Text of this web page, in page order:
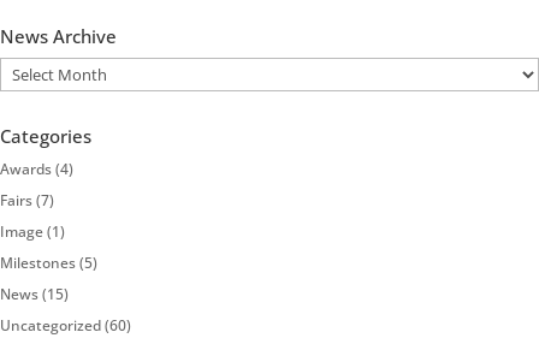
News Archive
News
Archive
Categories
Awards(4)
Fairs(7)
Image(1)
Milestones(5)
News(15)
Uncategorized(60)